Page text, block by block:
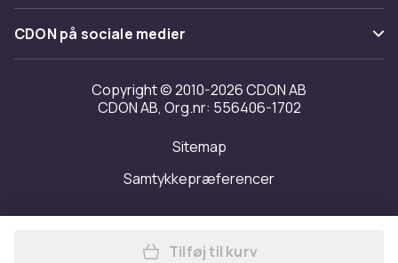
Kundeanmeldelser
Arbejd på CDON
Investor relations
Tilgængelighed
Merchant Help Center
CDON på sociale medier
Copyright © 2010-2026 CDON AB
CDON AB, Org.nr: 556406-1702
Sitemap
Samtykkepræferencer
Tilføj til kurv